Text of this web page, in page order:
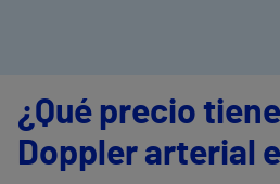
¿Qué precio
Doppler arterial